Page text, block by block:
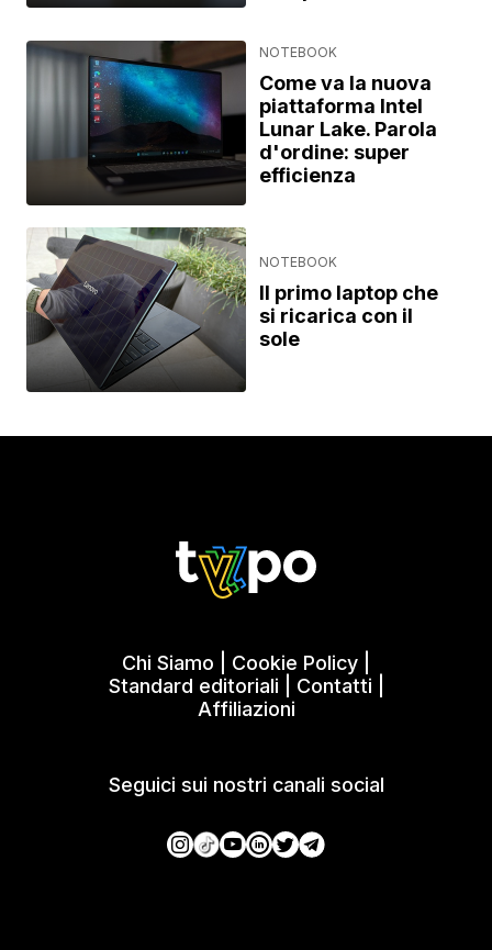
NOTEBOOK
Come va la nuova
piattaforma Intel
Lunar Lake. Parola
d'ordine: super
efficienza
NOTEBOOK
Il primo laptop che
si ricarica con il
sole
Chi Siamo Cookie Policy
Standard editoriali
Contatti
Affiliazioni
Seguici sui nostri canali social